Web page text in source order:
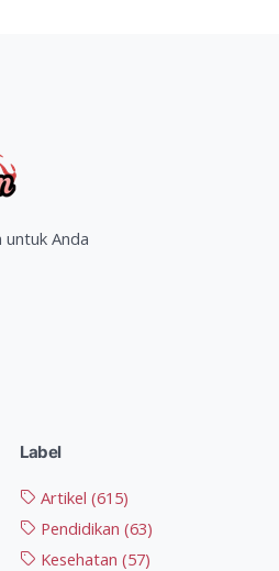
Anda
Label
Artikel (615)
Pendidikan (63)
Kesehatan (57)